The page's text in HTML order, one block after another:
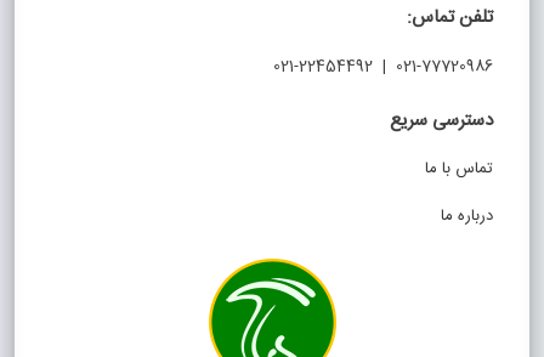
تلفن تماس:
021-77720986 | 021-22454492
دسترسی سریع
تماس با ما
درباره ما